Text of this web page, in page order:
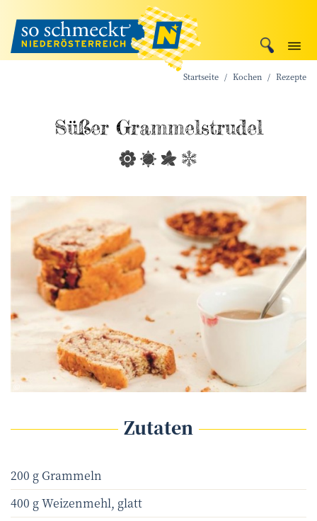
Startseite Kochen Rezepte
Süßer Grammel­strudel
Julia Wesely (www.julia-wesely.com)
Zutaten
200 g Grammeln
400 g Weizenmehl, glatt